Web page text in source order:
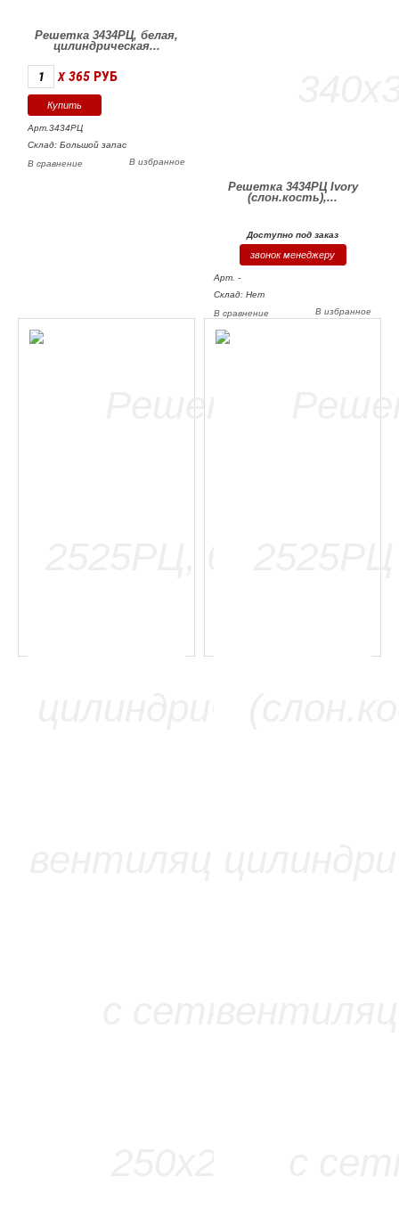
Решетка 3434РЦ, белая,
цилиндрическая...
X 365 РУБ
Арт.3434РЦ
Склад: Большой запас
В избранное
В сравнение
Решетка 3434РЦ Ivory
(слон.кость),...
Доступно под заказ
звонок менеджеру
Арт. -
Склад: Нет
В избранное
В сравнение